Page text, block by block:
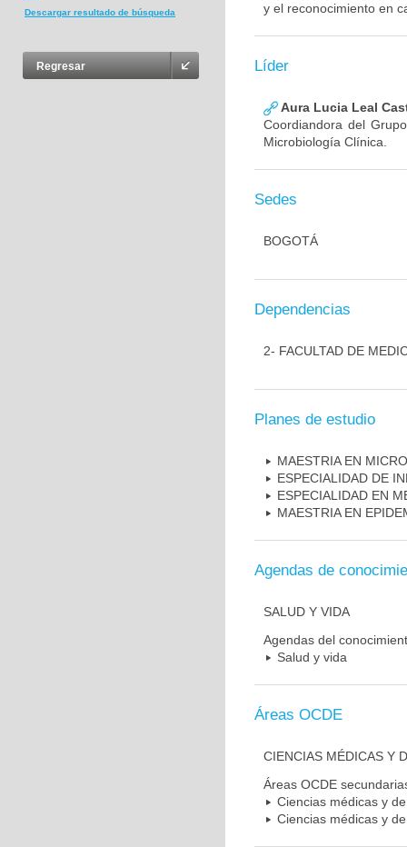
Descargar resultado de búsqueda
Regresar
y el reconocimiento en
Líder
Aura Lucia Leal
Coordiandora del
Microbiología Clínica.
Sedes
BOGOTÁ
Dependencias
2- FACULTAD DE
Planes de estudio
MAESTRIA EN
ESPECIALIDAD DE
ESPECIALIDAD EN
MAESTRIA EN
Agendas de
SALUD Y VIDA
Agendas del
Salud y vida
Áreas OCDE
CIENCIAS MÉDICAS Y
Áreas OCDE
Ciencias médicas y
Ciencias médicas y